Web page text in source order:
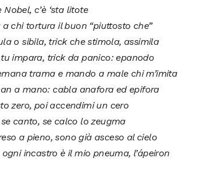
c’è ‘sta litote
a chi tortura il buon “piuttosto che”
o sibila, trick che stimola, assimila
impara, trick da panico: epanodo
trama e mando a male chi m’imita
a mano: cabla anafora ed epifora
zero, poi accendimi un cero
canto, se calco lo zeugma
a pieno, sono già asceso al cielo
incastro è il mio pneuma, l’ápeiron